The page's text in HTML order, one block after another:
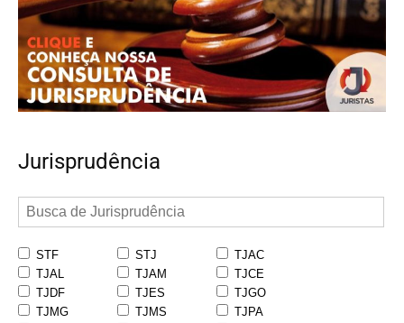
Jurisprudência
STF STJ
TJAC
TJAL
TJAM
TJCE
TJDF
TJES
TJGO
TJMG
TJMS
TJPA